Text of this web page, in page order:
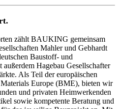
zählt BAUKING gemeinsam
Mahler und Gebhardt
Baustoff- und
Hagebau Gesellschafter
Als Teil der europäischen
Europe (BME), bieten wir
und privaten Heimwerkenden
sowie kompetente Beratung und